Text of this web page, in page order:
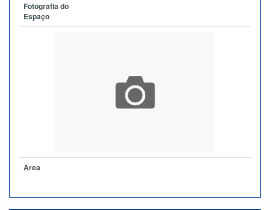
Fotografia do
Espaço
Àrea